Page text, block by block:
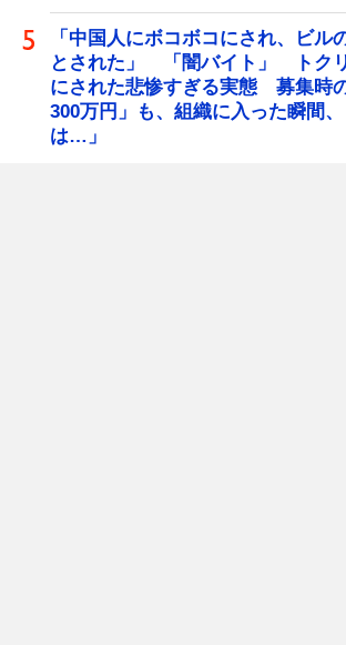
「中国人にボコボコにされ、ビル
とされた」 「闇バイト」 トク
にされた悲惨すぎる実態 募集時
300万円」も、組織に入った瞬間
は…」